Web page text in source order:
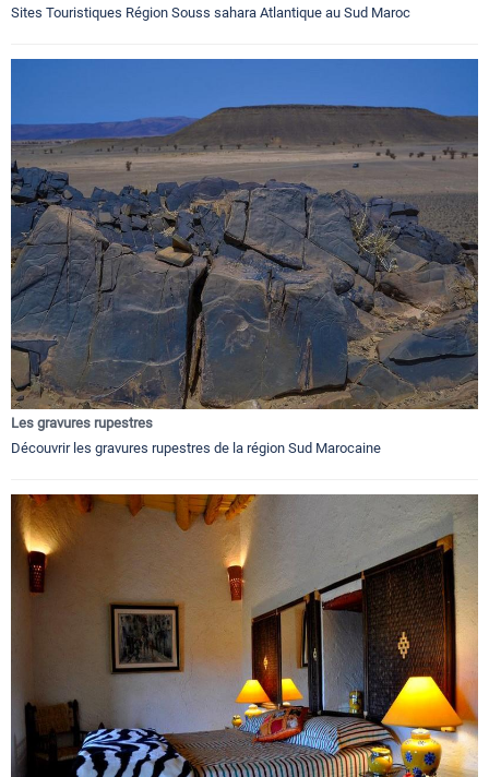
Sites Touristiques Région Souss sahara Atlantique au Sud Maroc
Les gravures rupestres
Découvrir les gravures rupestres de la région Sud Marocaine